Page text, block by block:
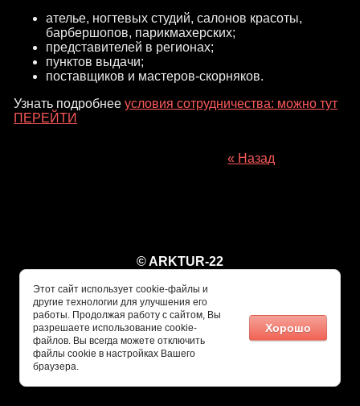
ателье, ногтевых студий, салонов красоты,
барбершопов, парикмахерских;
представителей в регионах;
пунктов выдачи;
поставщиков и мастеров-скорняков.
Узнать подробнее условия сотрудничества: можно тут
ПЕРЕЙТИ
« Назад
© ARKTUR-22
Этот сайт использует cookie-файлы и
другие технологии для улучшения его
работы. Продолжая работу с сайтом, Вы
разрешаете использование cookie-
файлов. Вы всегда можете отключить
файлы cookie в настройках Вашего
браузера.
Хорошо